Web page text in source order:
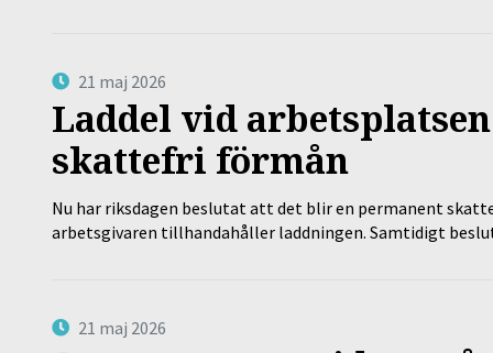
21 maj 2026
Laddel vid
skattefri förmån
Nu har riksdagen beslutat att det blir en permanent
arbetsgivaren tillhandahåller laddningen. Samtidigt
21 maj 2026